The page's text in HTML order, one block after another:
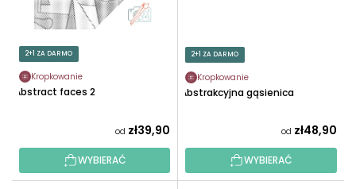
2+1 ZA DARMO
Kropkowanie
Abstract faces 2
od zł39,90
WYBIERAĆ
2+1 ZA DARMO
Kropkowanie
Abstrakcyjna gąsienica
od zł48,90
WYBIERAĆ